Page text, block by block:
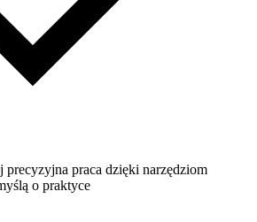
precyzyjna praca dzięki narzędziom
o praktyce